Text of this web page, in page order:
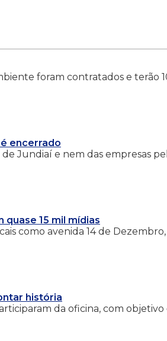
foram contratados e terão
encerrado
Jundiaí e nem das empresas
quase 15 mil mídias
como avenida 14 de
história
da oficina, com